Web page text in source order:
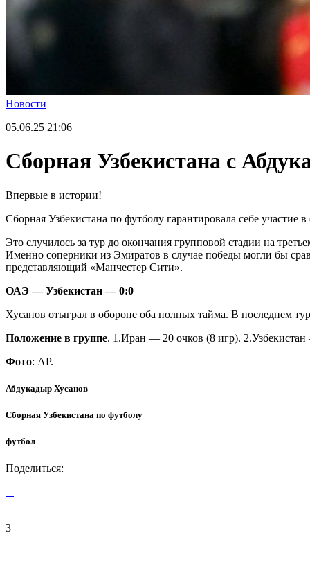
Новости
05.06.25 21:06
Сборная Узбекистана с
Впервые в истории!
Сборная Узбекистана по футболу гарантировала себе
Это случилось за тур до окончания групповой стадии на
Именно соперники из Эмиратов в случае победы могли бы
представляющий «Манчестер Сити».
ОАЭ — Узбекистан — 0:0
Хусанов отыграл в обороне оба полных тайма. В последнем
Положение в группе. 1.Иран — 20 очков (8 игр).
Фото: АР.
Абдукадыр Хусанов
Сборная Узбекистана по футболу
футбол
Поделиться:
3